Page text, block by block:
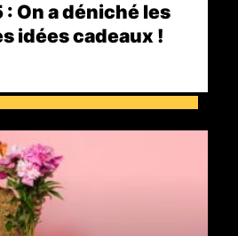
: On a déniché les
idées cadeaux !